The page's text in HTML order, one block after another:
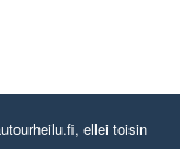
ellei toisin